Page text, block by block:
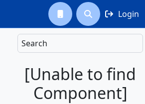
  Login
Search
[Unable to find
Component]